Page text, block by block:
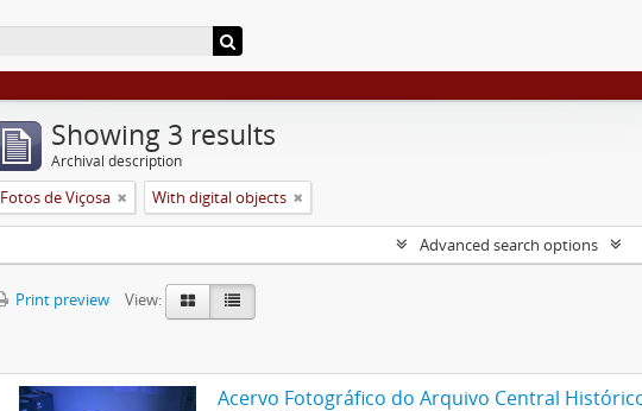
Showing 3 results
Archival description
Fotos de Viçosa With digital objects
Advanced search options
Print preview
View:
Acervo Fotográfico do Arquivo Central